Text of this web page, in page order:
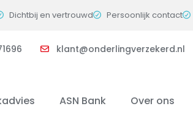
Dichtbij en vertrouwd Persoonlijk contact
klant@onderlingverzekerd.nl
ASN Bank Over ons